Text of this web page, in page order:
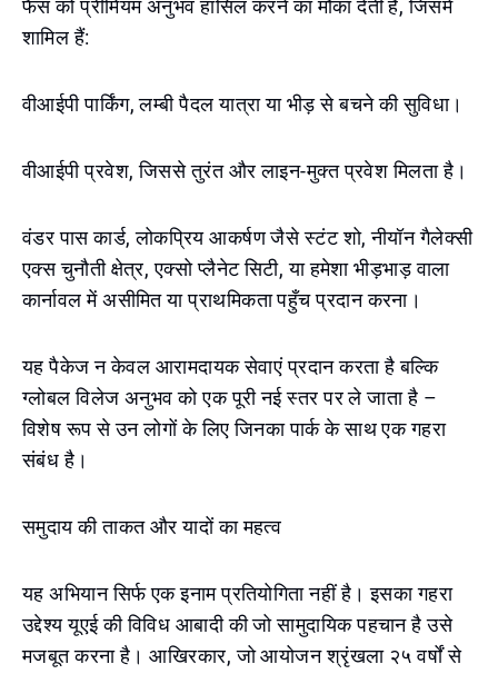
फैंस को प्रीमियम अनुभव हासिल करने का मौका देती है, जिसमें
शामिल हैं:
वीआईपी पार्किंग, लम्बी पैदल यात्रा या भीड़ से बचने की सुविधा।
वीआईपी प्रवेश, जिससे तुरंत और लाइन-मुक्त प्रवेश मिलता है।
वंडर पास कार्ड, लोकप्रिय आकर्षण जैसे स्टंट शो, नीयॉन गैलेक्सी
एक्स चुनौती क्षेत्र, एक्सो प्लैनेट सिटी, या हमेशा भीड़भाड़ वाला
कार्नावल में असीमित या प्राथमिकता पहुँच प्रदान करना।
यह पैकेज न केवल आरामदायक सेवाएं प्रदान करता है बल्कि
ग्लोबल विलेज अनुभव को एक पूरी नई स्तर पर ले जाता है –
विशेष रूप से उन लोगों के लिए जिनका पार्क के साथ एक गहरा
संबंध है।
समुदाय की ताकत और यादों का महत्व
यह अभियान सिर्फ एक इनाम प्रतियोगिता नहीं है। इसका गहरा
उद्देश्य यूएई की विविध आबादी की जो सामुदायिक पहचान है उसे
मजबूत करना है। आखिरकार, जो आयोजन श्रृंखला २५ वर्षों से